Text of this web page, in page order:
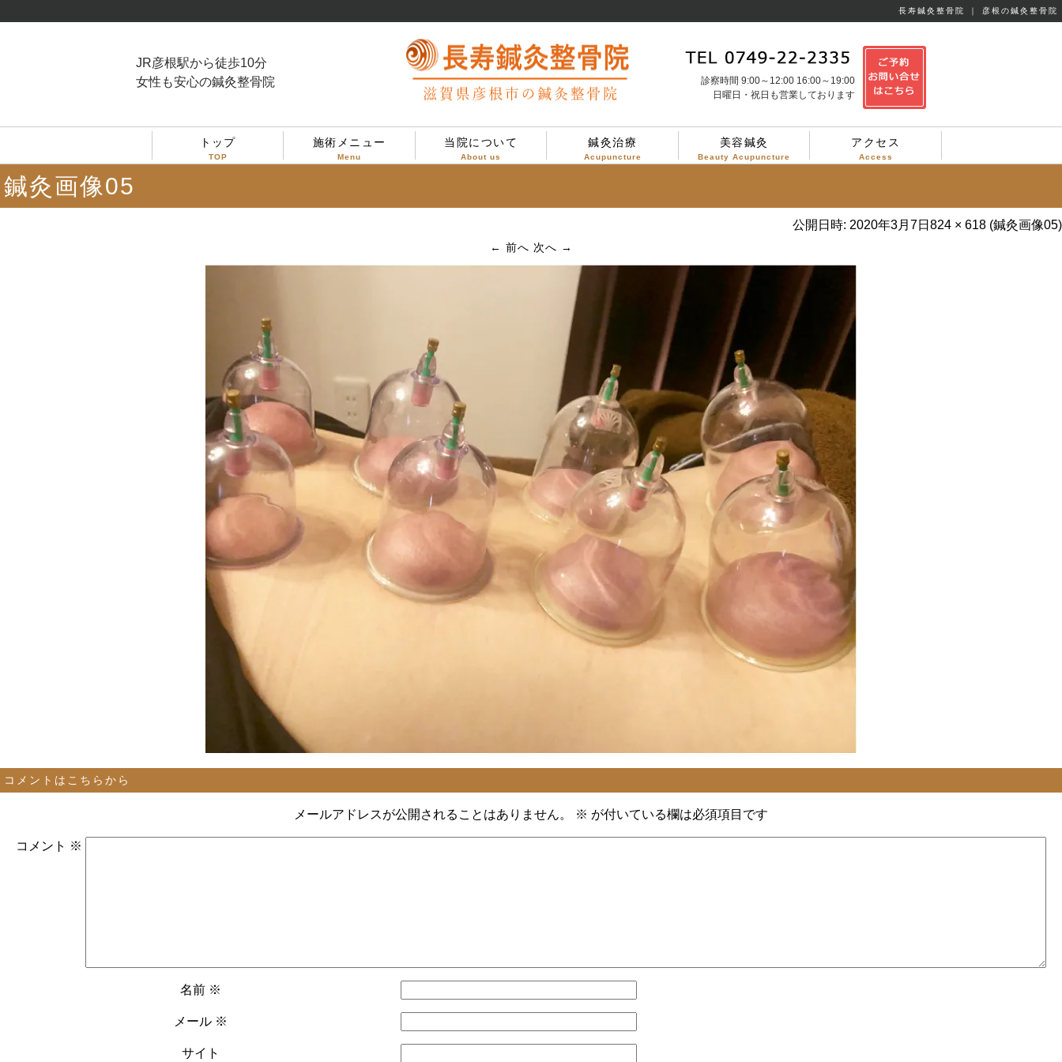
長寿鍼灸整骨院 ｜ 彦根の鍼灸整骨院
JR彦根駅から徒歩10分
女性も安心の鍼灸整骨院
診察時間 9:00～12:00 16:00～19:00
日曜日・祝日も営業しております
トップ
TOP
施術メニュー
Menu
当院について
About us
鍼灸治療
Acupuncture
美容鍼灸
Beauty Acupuncture
アクセス
Access
鍼灸画像05
公開日時: 2020年3月7日 824 × 618 (鍼灸画像05)
← 前へ 次へ →
コメントはこちらから
メールアドレスが公開されることはありません。 ※ が付いている欄は必須項目です
コメント ※
名前 ※
メール ※
サイト